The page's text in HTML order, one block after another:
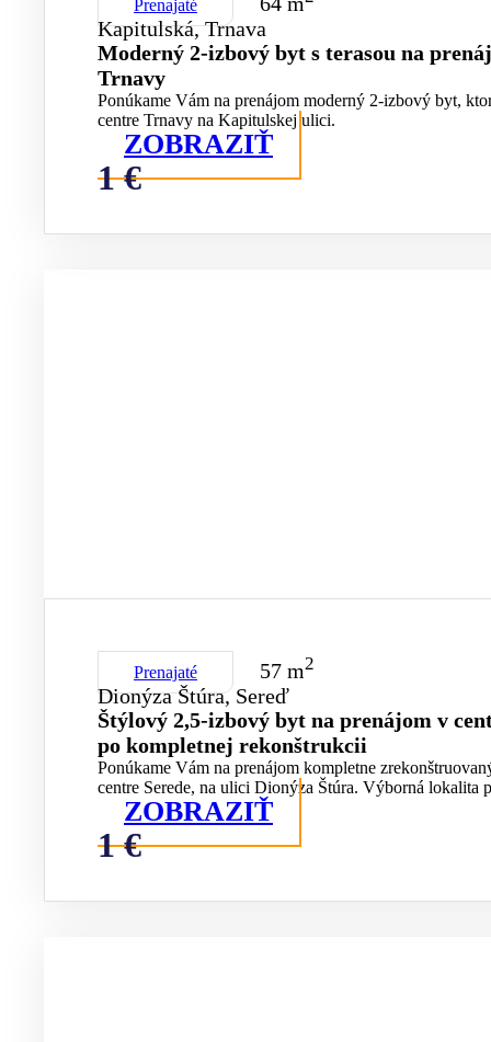
Prenajaté
Kapitulská, Trnava
Moderný 2-izbový byt s terasou na
Trnavy
Ponúkame Vám na prenájom moderný 2-izbový byt,
centre Trnavy na Kapitulskej ulici.
ZOBRAZIŤ
1 €
Prenajaté 57 m2
Dionýza Štúra, Sereď
Štýlový 2,5-izbový byt na prenájom v
po kompletnej rekonštrukcii
Ponúkame Vám na prenájom kompletne
centre Serede, na ulici Dionýza Štúra. Výborná lokalita
ZOBRAZIŤ
1 €